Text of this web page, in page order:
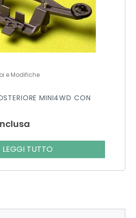
e Modifiche
MINI4WD CON
LEGGI TUTTO